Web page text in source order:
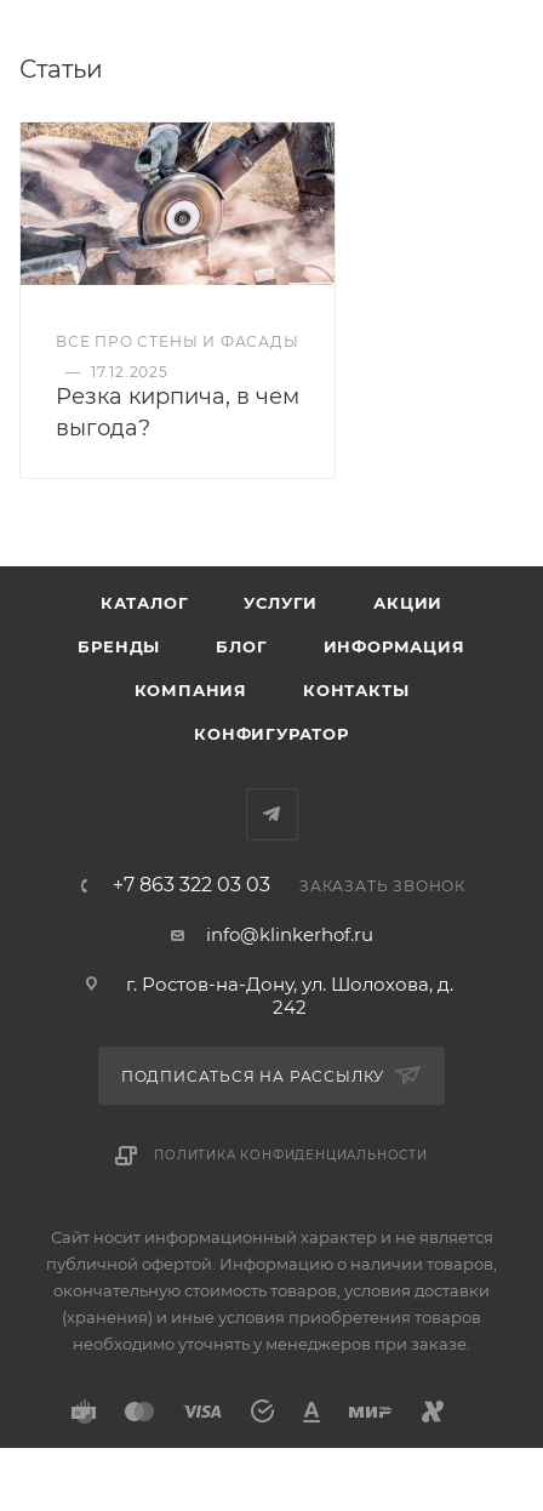
Статьи
ВСЕ ПРО СТЕНЫ И ФАСАДЫ
— 17.12.2025
Резка кирпича, в чем
выгода?
КАТАЛОГ УСЛУГИ АКЦИИ
БРЕНДЫ БЛОГ ИНФОРМАЦИЯ
КОМПАНИЯ КОНТАКТЫ
КОНФИГУРАТОР
+7 863 322 03 03 ЗАКАЗАТЬ ЗВОНОК
info@klinkerhof.ru
г. Ростов-на-Дону, ул. Шолохова, д.
242
ПОДПИСАТЬСЯ НА РАССЫЛКУ
ПОЛИТИКА КОНФИДЕНЦИАЛЬНОСТИ
Сайт носит информационный характер и не является
публичной офертой. Информацию о наличии товаров,
окончательную стоимость товаров, условия доставки
(хранения) и иные условия приобретения товаров
необходимо уточнять у менеджеров при заказе.